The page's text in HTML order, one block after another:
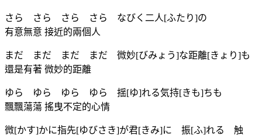
さら さら さら さら なびく二人[ふたり]の
有意無意 接近的兩個人
まだ まだ まだ まだ 微妙[びみょう]な距離[きょり]も
還是有著 微妙的距離
ゆら ゆら ゆら ゆら 揺[ゆ]れる気持[きも]ちも
飄飄蕩蕩 搖曳不定的心情
微[かす]かに指先[ゆびさき]が君[きみ]に 振[ふ]れる 触